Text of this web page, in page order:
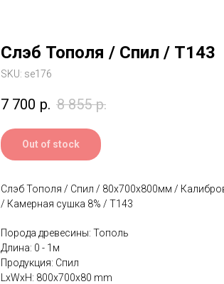
Слэб Тополя / Спил / Т143
SKU: se176
7 700 р. 8 855 р.
Out of stock
Слэб Тополя / Спил / 80х700х800мм /
/ Камерная сушка 8% / Т143
Порода древесины: Тополь
Длина: 0 - 1м
Продукция: Спил
LxWxH: 800x700x80 mm